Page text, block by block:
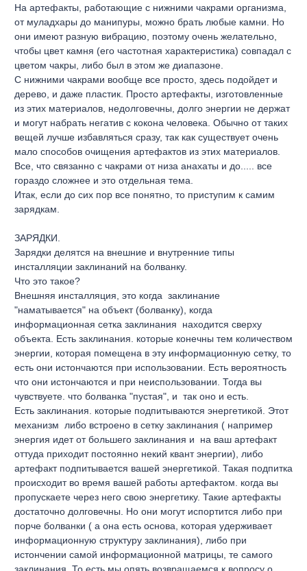
На артефакты, работающие с нижними чакрами организма,
от муладхары до манипуры, можно брать любые камни. Но
они имеют разную вибрацию, поэтому очень желательно,
чтобы цвет камня (его частотная характеристика) совпадал с
цветом чакры, либо был в этом же диапазоне.
С нижними чакрами вообще все просто, здесь подойдет и
дерево, и даже пластик. Просто артефакты, изготовленные
из этих материалов, недолговечны, долго энергии не держат
и могут набрать негатив с кокона человека. Обычно от таких
вещей лучше избавляться сразу, так как существует очень
мало способов очищения артефактов из этих материалов.
Все, что связанно с чакрами от низа анахаты и до..... все
гораздо сложнее и это отдельная тема.
Итак, если до сих пор все понятно, то приступим к самим
зарядкам.
ЗАРЯДКИ.
Зарядки делятся на внешние и внутренние типы
инсталляции заклинаний на болванку.
Что это такое?
Внешняя инсталляция, это когда заклинание
"наматывается" на объект (болванку), когда
информационная сетка заклинания находится сверху
объекта. Есть заклинания. которые конечны тем количеством
энергии, которая помещена в эту информационную сетку, то
есть они истончаются при использовании. Есть вероятность
что они истончаются и при неиспользовании. Тогда вы
чувствуете. что болванка "пустая", и так оно и есть.
Есть заклинания. которые подпитываются энергетикой. Этот
механизм либо встроено в сетку заклинания ( например
энергия идет от большего заклинания и на ваш артефакт
оттуда приходит постоянно некий квант энергии), либо
артефакт подпитывается вашей энергетикой. Такая подпитка
происходит во время вашей работы артефактом. когда вы
пропускаете через него свою энергетику. Такие артефакты
достаточно долговечны. Но они могут испортится либо при
порче болванки ( а она есть основа, которая удерживает
информационную структуру заклинания), либо при
истончении самой информационной матрицы, те самого